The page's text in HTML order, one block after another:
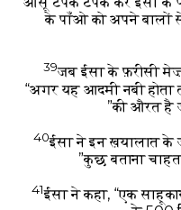
के पाँओ को अपने बालों
39जब ईसा के फ़रीसी
“अगर यह आदमी नबी होता
की औरत है
40ईसा ने इन ख़यालात
कुछ बताना
41ईसा ने कहा, “एक